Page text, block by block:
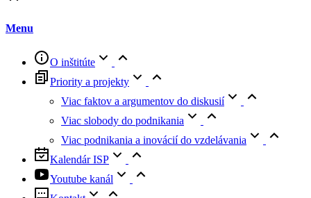
Menu
O inštitúte
Priority a projekty
Viac faktov a argumentov do diskusií
Viac slobody do podnikania
Viac podnikania a inovácií do vzdelávania
Kalendár ISP
Youtube kanál